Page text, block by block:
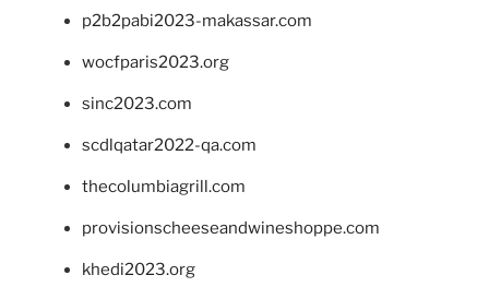
p2b2pabi2023-makassar.com
wocfparis2023.org
sinc2023.com
scdlqatar2022-qa.com
thecolumbiagrill.com
provisionscheeseandwineshoppe.com
khedi2023.org